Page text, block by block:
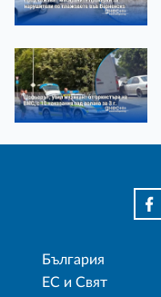
България
ЕС и Свят